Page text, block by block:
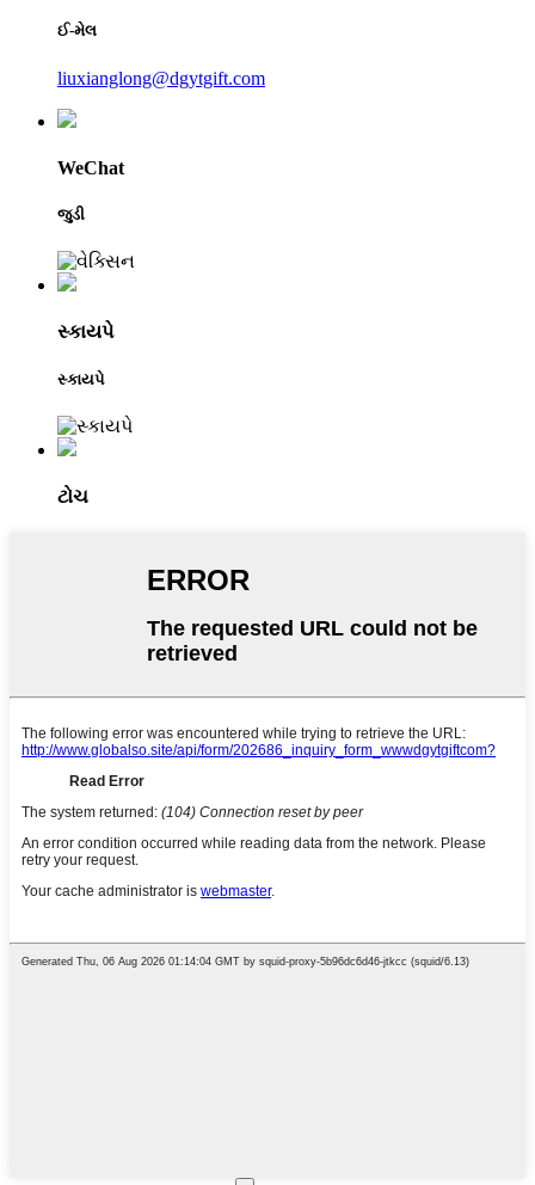
ઈ-મેલ
liuxianglong@dgytgift.com
WeChat
જુડી
સ્કાયપે
સ્કાયપે
ટોચ